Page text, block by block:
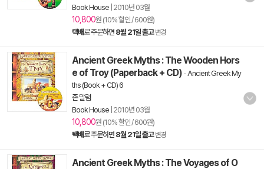
Book House 2010년 03월
10,800원 (10% 할인 / 600원)
택배로 주문하면 8월 21일 출고 변경
Ancient Greek Myths : The Wooden Hors
e of Troy (Paperback + CD) -Ancient Greek My
ths (Book + CD) 6
존 말럼
Book House 2010년 03월
10,800원 (10% 할인 / 600원)
택배로 주문하면 8월 21일 출고 변경
Ancient Greek Myths : The Voyages of O